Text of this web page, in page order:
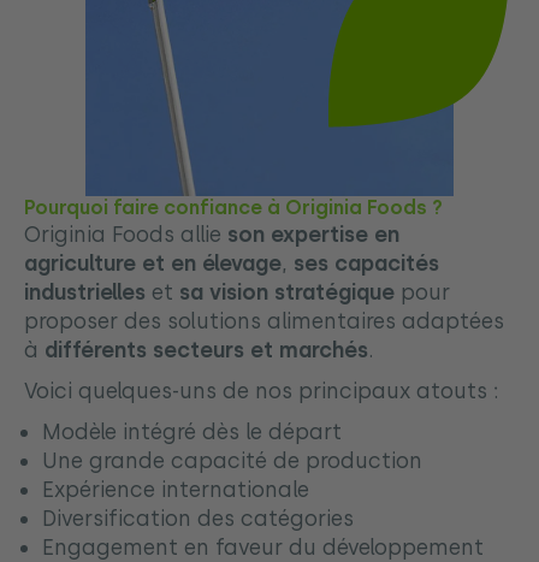
Pourquoi faire confiance à Originia Foods ?
Originia Foods allie son expertise en
agriculture et en élevage, ses capacités
industrielles et sa vision stratégique pour
proposer des solutions alimentaires adaptées
à différents secteurs et marchés.
Voici quelques-uns de nos principaux atouts :
Modèle intégré dès le départ
Une grande capacité de production
Expérience internationale
Diversification des catégories
Engagement en faveur du développement